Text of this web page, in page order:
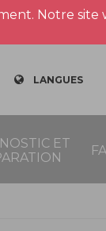
Notre
LANGUES
ET